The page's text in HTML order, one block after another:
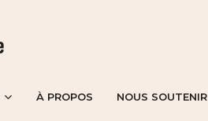
À PROPOS NOUS SOUTENIR